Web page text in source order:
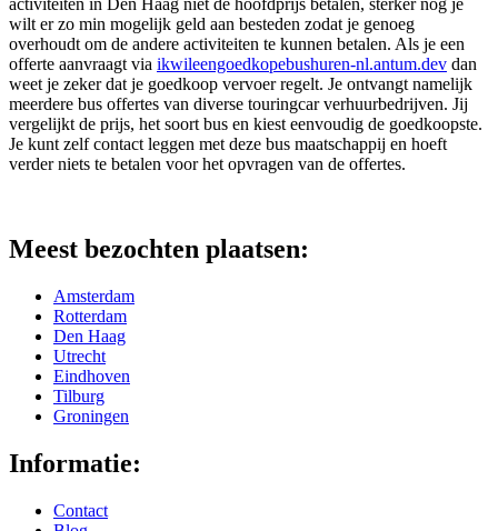
activiteiten in Den Haag niet de hoofdprijs betalen, sterker nog je
wilt er zo min mogelijk geld aan besteden zodat je genoeg
overhoudt om de andere activiteiten te kunnen betalen. Als je een
offerte aanvraagt via ikwileengoedkopebushuren-nl.antum.dev dan
weet je zeker dat je goedkoop vervoer regelt. Je ontvangt namelijk
meerdere bus offertes van diverse touringcar verhuurbedrijven. Jij
vergelijkt de prijs, het soort bus en kiest eenvoudig de goedkoopste.
Je kunt zelf contact leggen met deze bus maatschappij en hoeft
verder niets te betalen voor het opvragen van de offertes.
Meest bezochten plaatsen:
Amsterdam
Rotterdam
Den Haag
Utrecht
Eindhoven
Tilburg
Groningen
Informatie:
Contact